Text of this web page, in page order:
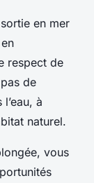
en mer
respect de
de
à
naturel.
vous